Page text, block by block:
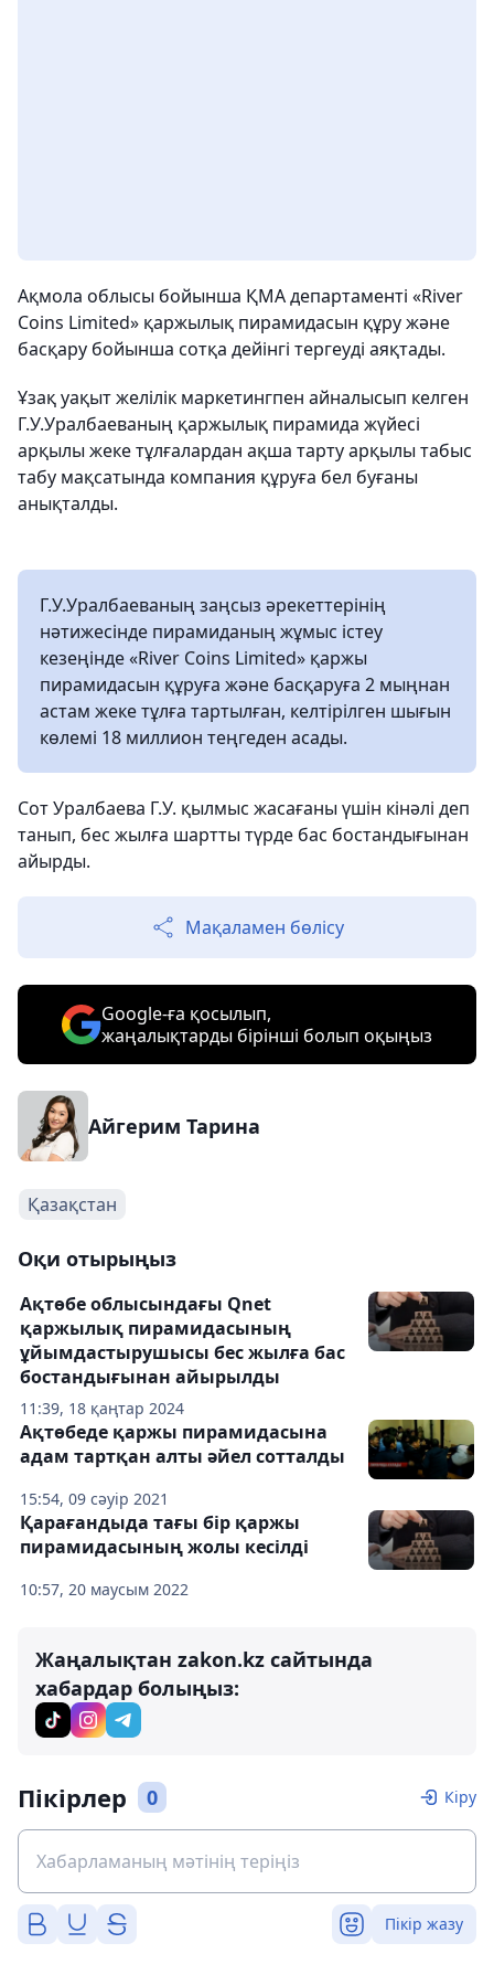
Ақмола облысы бойынша ҚМА департаменті «River
Coins Limited» қаржылық пирамидасын құру және
басқару бойынша сотқа дейінгі тергеуді аяқтады.
Ұзақ уақыт желілік маркетингпен айналысып келген
Г.У.Уралбаеваның қаржылық пирамида жүйесі
арқылы жеке тұлғалардан ақша тарту арқылы табыс
табу мақсатында компания құруға бел буғаны
анықталды.
Г.У.Уралбаеваның заңсыз әрекеттерінің
нәтижесінде пирамиданың жұмыс істеу
кезеңінде «River Coins Limited» қаржы
пирамидасын құруға және басқаруға 2 мыңнан
астам жеке тұлға тартылған, келтірілген шығын
көлемі 18 миллион теңгеден асады.
Сот Уралбаева Г.У. қылмыс жасағаны үшін кінәлі деп
танып, бес жылға шартты түрде бас бостандығынан
айырды.
Мақаламен бөлісу
Google-ға қосылып,
жаңалықтарды бірінші болып оқыңыз
Айгерим Тарина
Қазақстан
Оқи отырыңыз
11:39, 18 қаңтар 2024
Ақтөбе облысындағы Qnet
қаржылық пирамидасының
ұйымдастырушысы бес жылға бас
бостандығынан айырылды
15:54, 09 сәуір 2021
Ақтөбеде қаржы пирамидасына
адам тартқан алты әйел сотталды
10:57, 20 маусым 2022
Қарағандыда тағы бір қаржы
пирамидасының жолы кесілді
Жаңалықтан zakon.kz сайтында
хабардар болыңыз:
Пікірлер 0 Кіру
Пікір жазу